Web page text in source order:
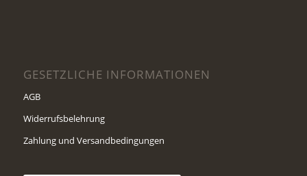
GESETZLICHE INFORMATIONEN
AGB
Widerrufsbelehrung
Zahlung und Versandbedingungen